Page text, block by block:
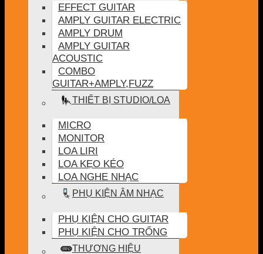
EFFECT GUITAR
AMPLY GUITAR ELECTRIC
AMPLY DRUM
AMPLY GUITAR
ACOUSTIC
COMBO
GUITAR+AMPLY,FUZZ
THIẾT BỊ STUDIO/LOA
MICRO
MONITOR
LOA LIRI
LOA KẸO KÉO
LOA NGHE NHẠC
PHỤ KIỆN ÂM NHẠC
PHỤ KIỆN CHO GUITAR
PHỤ KIỆN CHO TRỐNG
THƯƠNG HIỆU